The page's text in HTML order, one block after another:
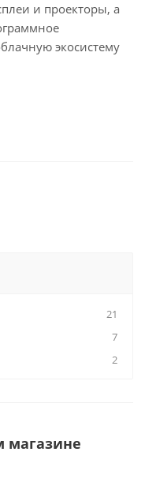
и проекторы, а
экосистему
21
7
2
магазине